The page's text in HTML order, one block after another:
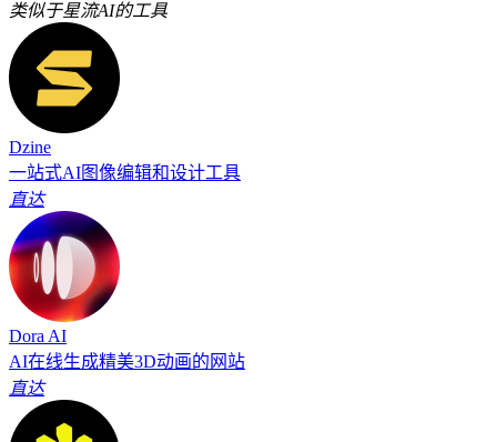
类似于星流AI的工具
Dzine
一站式AI图像编辑和设计工具
直达
Dora AI
AI在线生成精美3D动画的网站
直达